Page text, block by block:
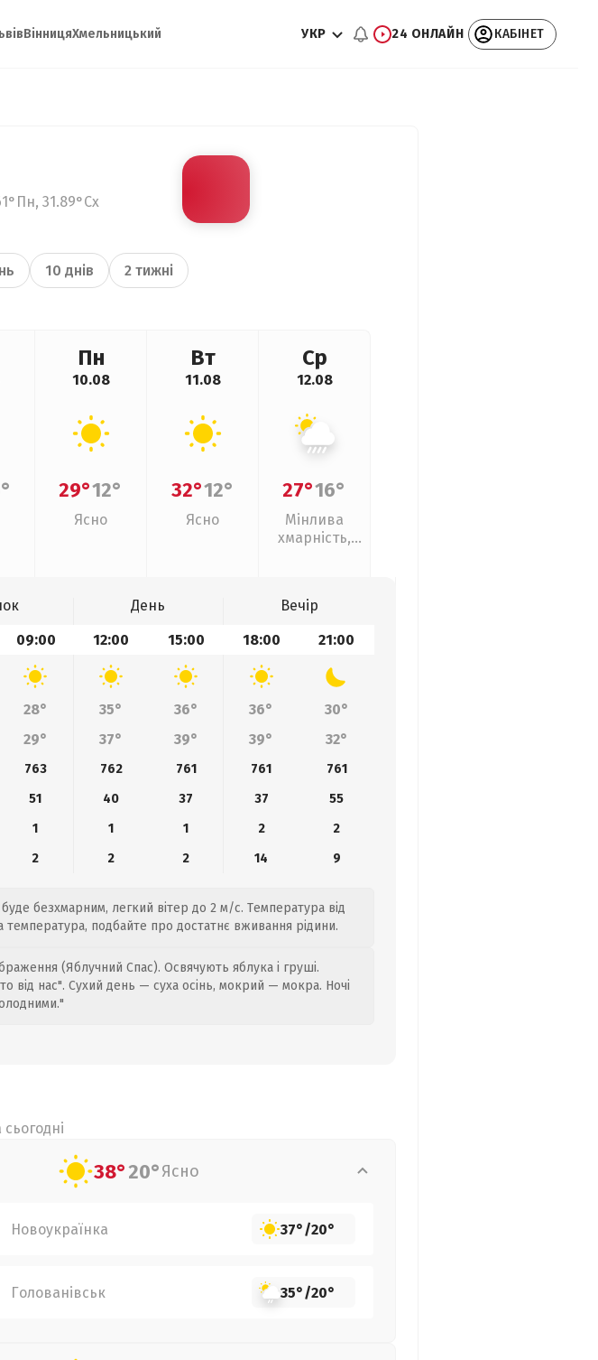
ВінницяХмельницький УКР 24 ОНЛАЙН КАБІНЕТ
31.89°Сх
10 днів 2 тижні
Пн
10.08
29°12°
Ясно
Вт
11.08
32°12°
Ясно
Ср
12.08
27°16°
Мінлива
хмарність,
День
Вечір
09:00 12:00 15:00 18:00 21:00
28° 35° 36° 36°
30°
29° 37° 39° 39° 32°
763 762 761 761
761
51 40 37 37
55
1 1 1 2
2
2 2 2 14 9
безхмарним, легкий вітер до 2 м/с. Температура від
температура, подбайте про достатнє вживання рідини.
(Яблучний Спас). Освячують яблука і груші.
від нас". Сухий день — суха осінь, мокрий — мокра. Ночі
38°20°Ясно
Новоукраїнка 37°/20°
Голованівськ 35°/20°